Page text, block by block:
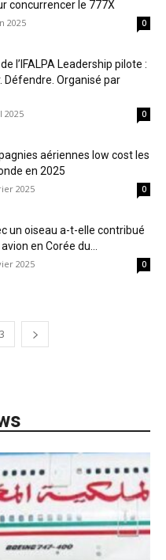
concurrencer le 777X
2025 0
l’IFALPA Leadership pilote :
Défendre. Organisé par
2025 0
aériennes low cost les
en 2025
2025 0
un oiseau a-t-elle contribué
en Corée du...
2025 0
3